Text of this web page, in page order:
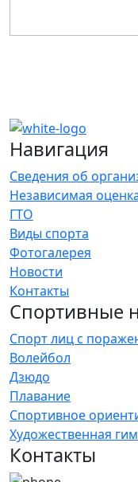
Навигация
Сведения об
Независимая
ГТО
Виды спорта
Фотогалерея
Новости
Контакты
Спортивные
Спорт лиц с
Волейбол
Дзюдо
Плавание
Спортивное
Художественная
Контакты